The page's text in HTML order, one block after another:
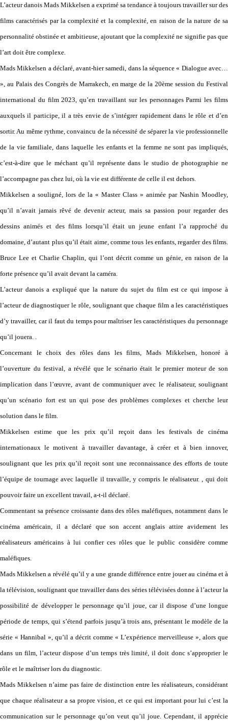
L’acteur danois Mads Mikkelsen a exprimé sa tendance à toujours travailler sur des
films caractérisés par la complexité et la complexité, en raison de la nature de sa
personnalité obstinée et ambitieuse, ajoutant que la complexité ne signifie pas que
l’art doit être complexe.
Mads Mikkelsen a déclaré, avant-hier samedi, dans la séquence « Dialogue avec…
», au Palais des Congrès de Marrakech, en marge de la 20ème session du Festival
international du film 2023, qu’en travaillant sur les personnages Parmi les films
auxquels il participe, il a très envie de s’intégrer rapidement dans le rôle et d’en
sortir. Au même rythme, convaincu de la nécessité de séparer la vie professionnelle
de la vie familiale, dans laquelle les enfants et la femme ne sont pas impliqués,
c’est-à-dire que le méchant qu’il représente dans le studio de photographie ne
l’accompagne pas chez lui, où la vie est différente de celle il est dehors.
Mikkelsen a souligné, lors de la « Master Class » animée par Nashin Moodley,
qu’il n’avait jamais rêvé de devenir acteur, mais sa passion pour regarder des
dessins animés et des films lorsqu’il était un jeune enfant l’a rapproché du
domaine, d’autant plus qu’il était aime, comme tous les enfants, regarder des films.
Bruce Lee et Charlie Chaplin, qui l’ont décrit comme un génie, en raison de la
forte présence qu’il avait devant la caméra.
L’acteur danois a expliqué que la nature du sujet du film est ce qui impose à
l’acteur de diagnostiquer le rôle, soulignant que chaque film a les caractéristiques
d’y travailler, car il faut du temps pour maîtriser les caractéristiques du personnage
qu’il jouera. .
Concernant le choix des rôles dans les films, Mads Mikkelsen, honoré à
l’ouverture du festival, a révélé que le scénario était le premier moteur de son
implication dans l’œuvre, avant de communiquer avec le réalisateur, soulignant
qu’un scénario fort est un qui pose des problèmes complexes et cherche leur
solution dans le film.
Mikkelsen estime que les prix qu’il reçoit dans les festivals de cinéma
internationaux le motivent à travailler davantage, à créer et à bien innover,
soulignant que les prix qu’il reçoit sont une reconnaissance des efforts de toute
l’équipe de tournage avec laquelle il travaille, y compris le réalisateur. , qui doit
pouvoir faire un excellent travail, a-t-il déclaré.
Commentant sa présence croissante dans des rôles maléfiques, notamment dans le
cinéma américain, il a déclaré que son accent anglais attire avidement les
réalisateurs américains à lui confier ces rôles que le public considère comme
maléfiques.
Mads Mikkelsen a révélé qu’il y a une grande différence entre jouer au cinéma et à
la télévision, soulignant que travailler dans des séries télévisées donne à l’acteur la
possibilité de développer le personnage qu’il joue, car il dispose d’une longue
période de temps, qui s’étend parfois jusqu’à trois ans, présentant le modèle de la
série « Hannibal », qu’il a décrit comme « L’expérience merveilleuse », alors que
dans un film, l’acteur dispose d’un temps très limité, il doit donc s’approprier le
rôle et le maîtriser lors du diagnostic.
Mads Mikkelsen n’aime pas faire de distinction entre les réalisateurs, considérant
que chaque réalisateur a sa propre vision, et ce qui est important pour lui c’est la
communication sur le personnage qu’on veut qu’il joue. Cependant, il apprécie